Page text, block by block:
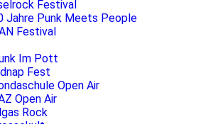
Festival
Jahre Punk Meets People
Festival
Im Pott
Fest
Open Air
Open Air
Rock